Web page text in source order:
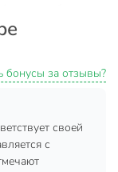
и
в автономных
бонусы за отзывы?
своей
с